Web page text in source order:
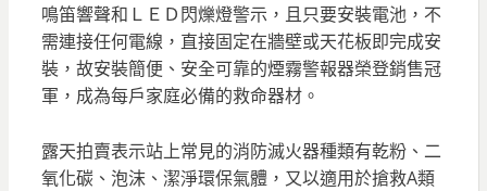
鳴笛響聲和ＬＥＤ閃爍燈警示，且只要安裝電池，不
需連接任何電線，直接固定在牆壁或天花板即完成安
裝，故安裝簡便、安全可靠的煙霧警報器榮登銷售冠
軍，成為每戶家庭必備的救命器材。
露天拍賣表示站上常見的消防滅火器種類有乾粉、二
氧化碳、泡沫、潔淨環保氣體，又以適用於搶救A類